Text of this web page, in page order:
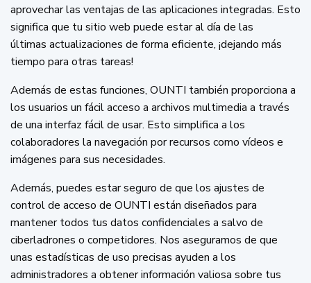
aprovechar las ventajas de las aplicaciones integradas. Esto
significa que tu sitio web puede estar al día de las
últimas actualizaciones de forma eficiente, ¡dejando más
tiempo para otras tareas!
Además de estas funciones, OUNTI también proporciona a
los usuarios un fácil acceso a archivos multimedia a través
de una interfaz fácil de usar. Esto simplifica a los
colaboradores la navegación por recursos como vídeos e
imágenes para sus necesidades.
Además, puedes estar seguro de que los ajustes de
control de acceso de OUNTI están diseñados para
mantener todos tus datos confidenciales a salvo de
ciberladrones o competidores. Nos aseguramos de que
unas estadísticas de uso precisas ayuden a los
administradores a obtener información valiosa sobre tus